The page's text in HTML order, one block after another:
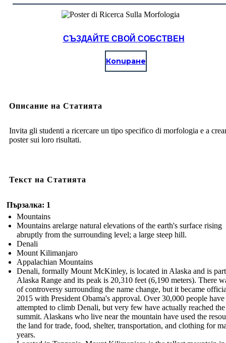
СЪЗДАЙТЕ СВОЙ СОБСТВЕН
Копиране
Описание на Статията
Invita gli studenti a ricercare un tipo specifico di morfologia e a
poster sui loro risultati.
Текст на Статията
Пързалка: 1
Mountains
Mountains arelarge natural elevations of the earth's surface rising
abruptly from the surrounding level; a large steep hill.
Denali
Mount Kilimanjaro
Appalachian Mountains
Denali, formally Mount McKinley, is located in Alaska and is
Alaska Range and its peak is 20,310 feet (6,190 meters). There
of controversy surrounding the name change, but it became
2015 with President Obama's approval. Over 30,000 people have
attempted to climb Denali, but very few have actually reached the
summit. Alaskans who live near the mountain have used the
the land for trade, food, shelter, transportation, and clothing for
years.